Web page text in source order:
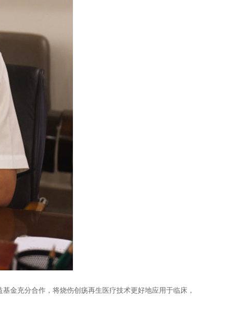
充分合作，将烧伤创疡再生医疗技术更好地应用于临床，